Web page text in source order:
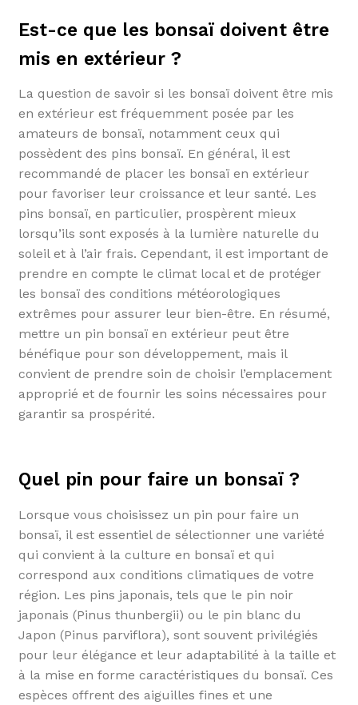
Est-ce que les bonsaï doivent être
mis en extérieur ?
La question de savoir si les bonsaï doivent être mis
en extérieur est fréquemment posée par les
amateurs de bonsaï, notamment ceux qui
possèdent des pins bonsaï. En général, il est
recommandé de placer les bonsaï en extérieur
pour favoriser leur croissance et leur santé. Les
pins bonsaï, en particulier, prospèrent mieux
lorsqu’ils sont exposés à la lumière naturelle du
soleil et à l’air frais. Cependant, il est important de
prendre en compte le climat local et de protéger
les bonsaï des conditions météorologiques
extrêmes pour assurer leur bien-être. En résumé,
mettre un pin bonsaï en extérieur peut être
bénéfique pour son développement, mais il
convient de prendre soin de choisir l’emplacement
approprié et de fournir les soins nécessaires pour
garantir sa prospérité.
Quel pin pour faire un bonsaï ?
Lorsque vous choisissez un pin pour faire un
bonsaï, il est essentiel de sélectionner une variété
qui convient à la culture en bonsaï et qui
correspond aux conditions climatiques de votre
région. Les pins japonais, tels que le pin noir
japonais (Pinus thunbergii) ou le pin blanc du
Japon (Pinus parviflora), sont souvent privilégiés
pour leur élégance et leur adaptabilité à la taille et
à la mise en forme caractéristiques du bonsaï. Ces
espèces offrent des aiguilles fines et une